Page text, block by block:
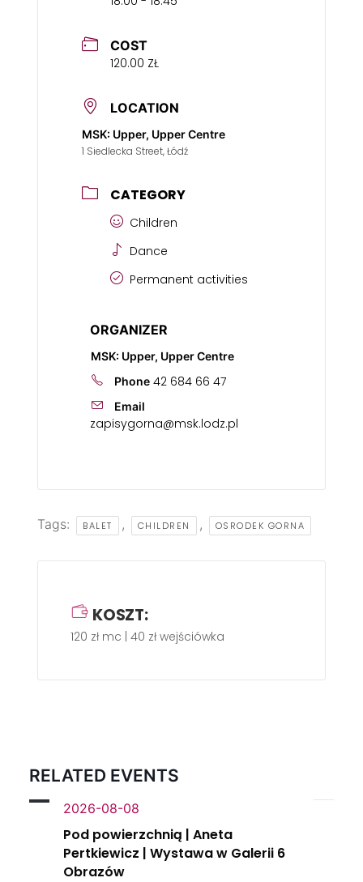
COST
120.00 ZŁ
LOCATION
MSK: Upper, Upper Centre
1 Siedlecka Street, Łódź
CATEGORY
Children
Dance
Permanent activities
ORGANIZER
MSK: Upper, Upper Centre
Phone 42 684 66 47
Email
zapisygorna@msk.lodz.pl
Tags: BALET , CHILDREN , OSRODEK GORNA
KOSZT:
120 zł mc | 40 zł wejściówka
RELATED EVENTS
2026-08-08
Pod powierzchnią | Aneta
Pertkiewicz | Wystawa w Galerii 6
Obrazów